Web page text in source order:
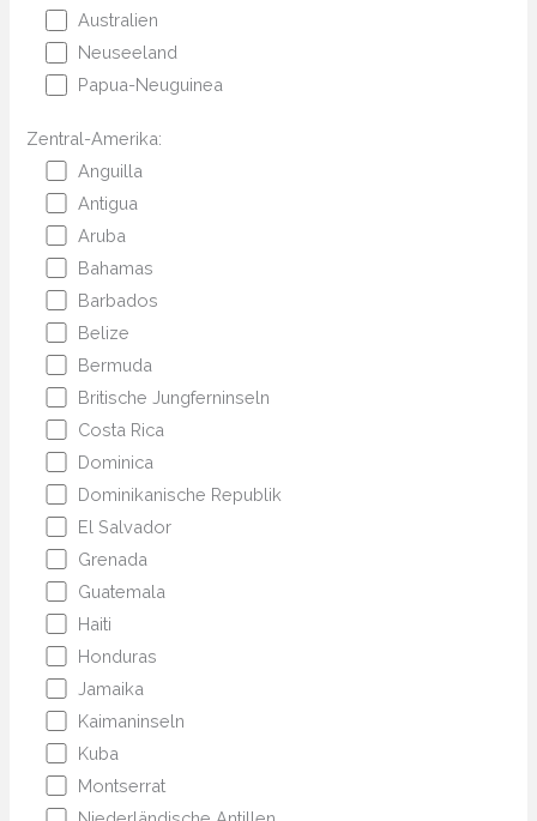
Australien
Neuseeland
Papua-Neuguinea
Zentral-Amerika:
Anguilla
Antigua
Aruba
Bahamas
Barbados
Belize
Bermuda
Britische Jungferninseln
Costa Rica
Dominica
Dominikanische Republik
El Salvador
Grenada
Guatemala
Haiti
Honduras
Jamaika
Kaimaninseln
Kuba
Montserrat